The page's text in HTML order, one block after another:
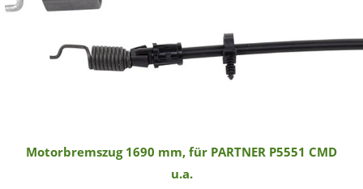
Motorbremszug 1690 mm, für PARTNER P5551 CMD
u.a.